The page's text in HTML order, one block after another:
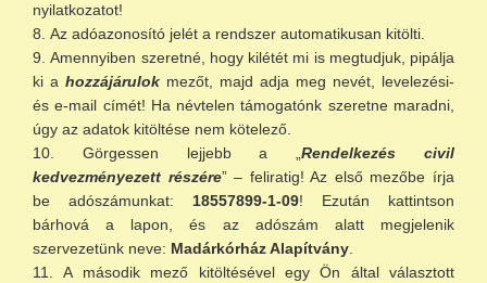
nyilatkozatot!
Az adóazonosító jelét a rendszer automatikusan kitölti.
Amennyiben szeretné, hogy kilétét mi is megtudjuk, pipálja
ki a hozzájárulok mezőt, majd adja meg nevét, levelezési-
és e-mail címét! Ha névtelen támogatónk szeretne maradni,
úgy az adatok kitöltése nem kötelező.
Görgessen lejjebb a „Rendelkezés civil
kedvezményezett részére” – feliratig! Az első mezőbe írja
be adószámunkat: 18557899-1-09! Ezután kattintson
bárhová a lapon, és az adószám alatt megjelenik
szervezetünk neve: Madárkórház Alapítvány.
A második mező kitöltésével egy Ön által választott